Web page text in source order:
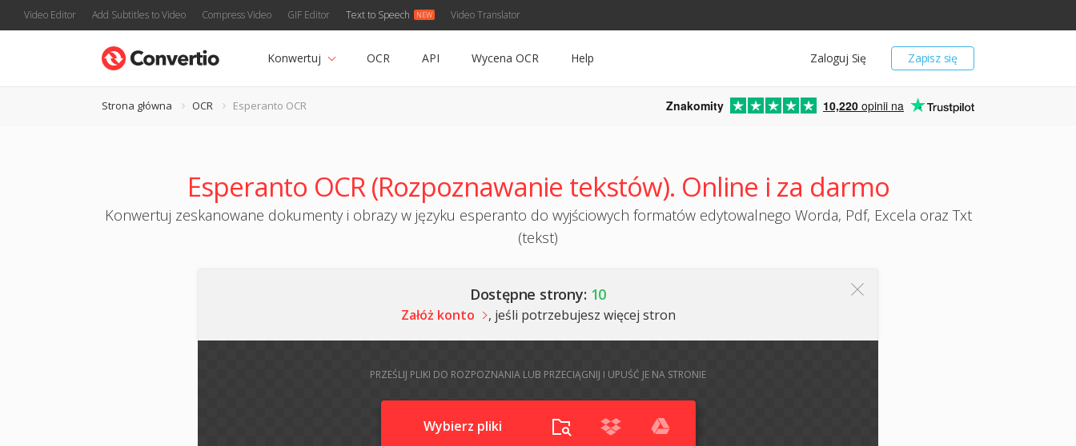
Video Editor Add Subtitles to Video Compress Video GIF Editor Text to Speech Video Translator
Zapisz się
Zaloguj Się
Konwertuj OCR API Wycena OCR Help
Strona główna OCR Esperanto OCR Znakomity 10,220 opinii na
Esperanto OCR (Rozpoznawanie tekstów). Online i za darmo
Konwertuj zeskanowane dokumenty i obrazy w języku esperanto do wyjściowych formatów edytowalnego Worda, Pdf, Excela oraz Txt
(tekst)
Dostępne strony: 10
Załóż konto , jeśli potrzebujesz więcej stron
PRZEŚLIJ PLIKI DO ROZPOZNANIA LUB PRZECIĄGNIJ I UPUŚĆ JE NA STRONIE
Wybierz pliki